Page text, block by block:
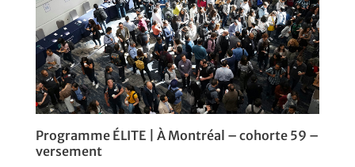
Programme ÉLITE | À Montréal – cohorte 59 –
versement